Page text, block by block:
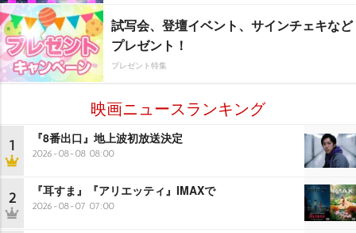
試写会、登壇イベント、サインチェキなど
プレゼント！
プレゼント特集
映画ニュースランキング
1 『8番出口』地上波初放送決定
2026-08-08 08:00
2 『耳すま』『アリエッティ』IMAXで
2026-08-07 07:00